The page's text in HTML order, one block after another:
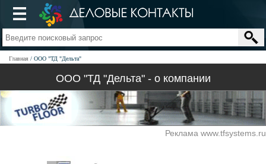
Главная ООО "ТД "Дельта"
ООО "ТД "Дельта" - о компании
Реклама www.tfsystems.ru